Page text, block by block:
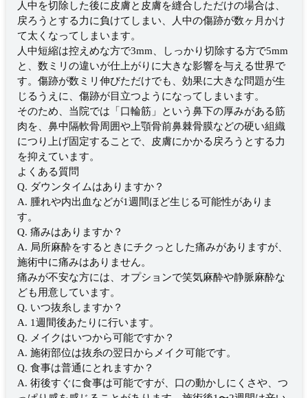
人中を切除した後に皮膚と皮膚を縫合しただけの場合は、
戻ろうとする力に負けてしまい、人中の傷跡が数ヶ月かけ
て太くなってしまいます。
人中短縮は控えめな方で3mm、しっかり切除する方で5mm
と、数ミリの違いが仕上がりに大きな影響を与える世界で
す。傷跡が数ミリ伸びただけでも、効果に大きな問題が生
じるうえに、傷跡が目立つようになってしまいます。
そのため、当院では「口輪筋」という鼻下の厚みがある筋
肉を、鼻中隔軟骨周囲や上顎骨前鼻棘骨膜などの硬い組織
につり上げ固定することで、皮膚にかかる戻ろうとする力
を抑えています。
よくある質問
Q. ダウンタイムはありますか？
A. 腫れや内出血などが1週間ほど生じる可能性がありま
す。
Q. 痛みはありますか？
A. 局所麻酔をするときにチクっとした痛みがありますが、
施術中に痛みはありません。
痛みが不安な方には、オプションで笑気麻酔や静脈麻酔な
ども用意しています。
Q. いつ抜糸しますか？
A. 1週間後あたりに行います。
Q. メイクはいつから可能ですか？
A. 施術部位は抜糸の翌日からメイク可能です。
Q. 食事は普通にとれますか？
A. 術後すぐに食事は可能ですが、口の動かしにくさや、つ